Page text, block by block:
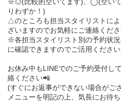
りわずか！)
△のところも担当スタイリストに
ざいますのでお気軽にご連絡くだ
※各担当スタイリスト別の予約状
に確認できますのでご活用ください
お休み中もLINEでのご予約受付し
絡ください📲
(すぐにお返事ができない場合がご
メニューを明記の上、気長にお待